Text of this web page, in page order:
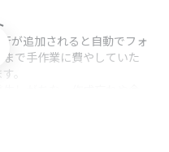
が追加されると自動でフォ
で手作業に費やしていた
。